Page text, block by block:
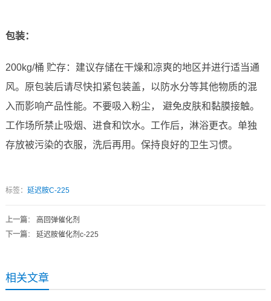
包装：
200kg/桶 贮存：建议存储在干燥和凉爽的地区并进行适当通
风。原包装后请尽快扣紧包装盖，以防水分等其他物质的混
入而影响产品性能。不要吸入粉尘， 避免皮肤和黏膜接触。
工作场所禁止吸烟、进食和饮水。工作后，淋浴更衣。单独
存放被污染的衣服，洗后再用。保持良好的卫生习惯。
标签： 延迟胺C-225
上一篇： 高回弹催化剂
下一篇： 延迟胺催化剂c-225
相关文章